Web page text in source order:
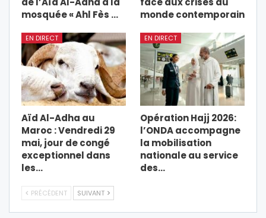
mosquée « Ahl Fès …
monde contemporain
EN DIRECT
Aïd Al-Adha au
Maroc : Vendredi 29
mai, jour de congé
exceptionnel dans
les…
EN DIRECT
Opération Hajj 2026:
l’ONDA accompagne
la mobilisation
nationale au service
des…
PRÉCÉDENT SUIVANT